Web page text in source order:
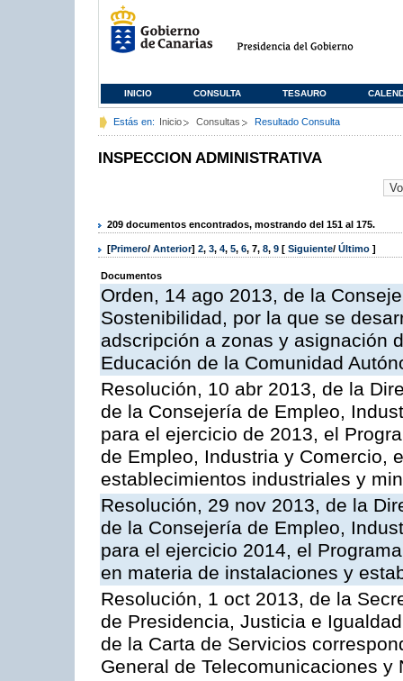
INICIO CONSULTA TESAURO
Estás en: Inicio Consultas Resultado Consulta
INSPECCION ADMINISTRATIVA
209 documentos encontrados, mostrando del 151 al 175.
[Primero/ Anterior] 2, 3, 4, 5, 6, 7, 8, 9 [ Siguiente/ Último ]
Documentos
Orden, 14 ago 2013, de la
Sostenibilidad, por la que se
adscripción a zonas y asignación
Educación de la Comunidad
Resolución, 10 abr 2013, de la
de la Consejería de Empleo,
para el ejercicio de 2013, el
de Empleo, Industria y Comercio,
establecimientos industriales y
Resolución, 29 nov 2013, de la
de la Consejería de Empleo,
para el ejercicio 2014, el
en materia de instalaciones y
Resolución, 1 oct 2013, de la
de Presidencia, Justicia e
de la Carta de Servicios
General de Telecomunicaciones y